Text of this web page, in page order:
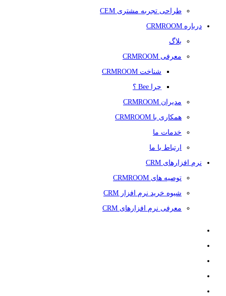
طراحی تجربه مشتری CEM
درباره CRMROOM
بلاگ
معرفی CRMROOM
شناخت CRMROOM
چرا Bee ؟
مدیران CRMROOM
همکاری با CRMROOM
خدمات ما
ارتباط با ما
نرم افزارهای CRM
توصیه های CRMROOM
شیوه خرید نرم افزار CRM
معرفی نرم افزارهای CRM